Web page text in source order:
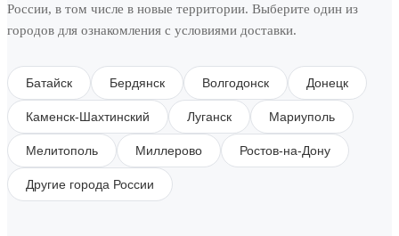
России, в том числе в новые территории. Выберите один из
городов для ознакомления с условиями доставки.
Батайск Бердянск Волгодонск Донецк
Каменск-Шахтинский Луганск Мариуполь
Мелитополь Миллерово Ростов-на-Дону
Другие города России